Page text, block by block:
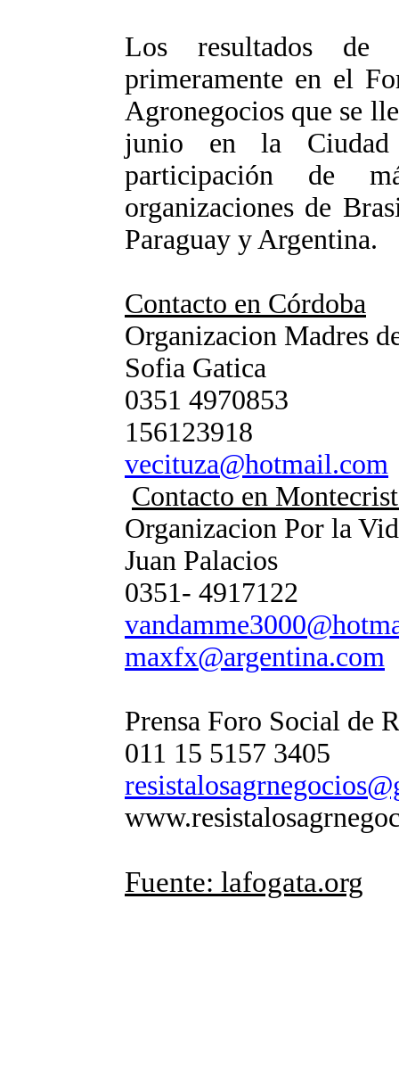
Los resultados de
primeramente en el
Agronegocios que se
junio en la
participación de
organizaciones de
Paraguay y Argentina.
Contacto en Córdoba
Organizacion Madres
Sofia Gatica
0351 4970853
156123918
vecituza@hotmail.com
Contacto en
Organizacion Por la
Juan Palacios
0351- 4917122
maxfx@argentina.com
Prensa Foro Social de
011 15 5157 3405
Fuente: lafogata.org